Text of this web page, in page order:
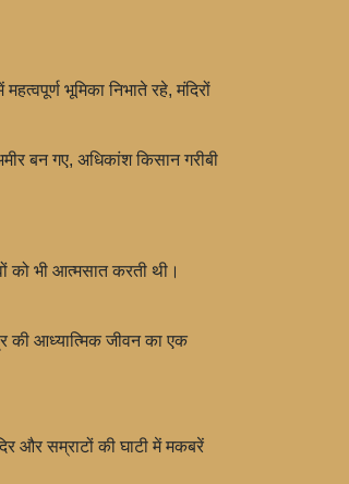
भूमिका निभाते रहे, मंदिरों
बन गए, अधिकांश किसान गरीबी
को भी आत्मसात करती थी।
की आध्यात्मिक जीवन का एक
और सम्राटों की घाटी में मकबरें